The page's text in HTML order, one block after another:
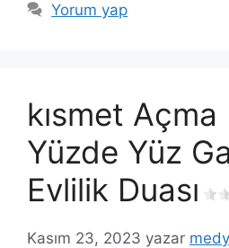
Yorum yap
kısmet Açma
Yüzde Yüz
Evlilik Duası
Kasım 23, 2023 yazar